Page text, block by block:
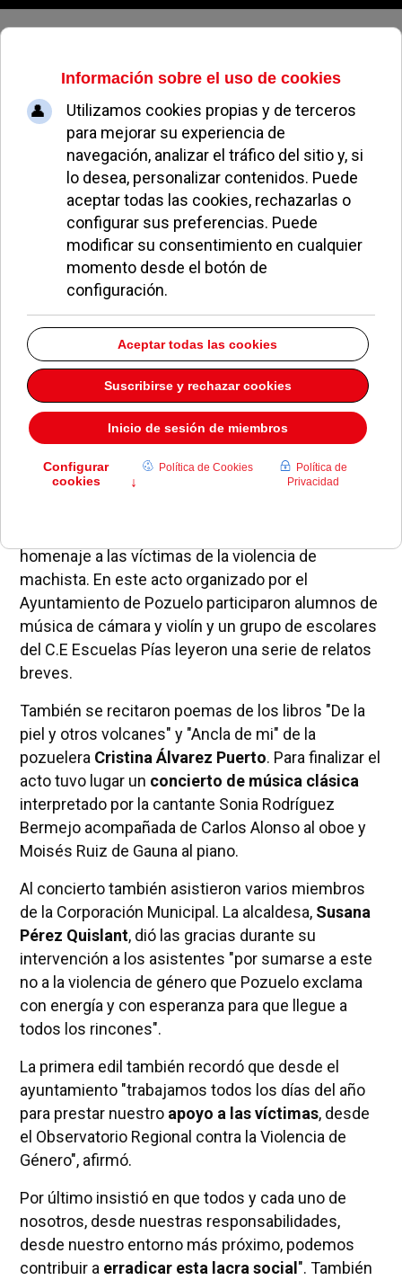
Domingo, 09 de agosto de 2026
Éxito del concierto contra la
Violencia de Género celebrado en
Pozuelo
REDACCIÓN NOTICIAS DE POZUELO 25 NOVIEMBRE 2015
homenaje a las víctimas de la violencia de
machista. En este acto organizado por el
Ayuntamiento de Pozuelo participaron alumnos de
música de cámara y violín y un grupo de escolares
del C.E Escuelas Pías leyeron una serie de relatos
breves.
También se recitaron poemas de los libros "De la
piel y otros volcanes" y "Ancla de mi" de la
pozuelera Cristina Álvarez Puerto. Para finalizar el
acto tuvo lugar un concierto de música clásica
interpretado por la cantante Sonia Rodríguez
Bermejo acompañada de Carlos Alonso al oboe y
Moisés Ruiz de Gauna al piano.
Al concierto también asistieron varios miembros
de la Corporación Municipal. La alcaldesa, Susana
Pérez Quislant, dió las gracias durante su
intervención a los asistentes "por sumarse a este
no a la violencia de género que Pozuelo exclama
con energía y con esperanza para que llegue a
todos los rincones".
La primera edil también recordó que desde el
ayuntamiento "trabajamos todos los días del año
para prestar nuestroapoyo a las víctimas, desde
el Observatorio Regional contra la Violencia de
Género", afirmó.
Por último insistió en que todos y cada uno de
nosotros, desde nuestras responsabilidades,
desde nuestro entorno más próximo, podemos
contribuir a erradicar esta lacra social". También